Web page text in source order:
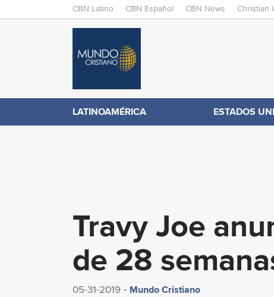
M
N
E
CBN Latino CBN Español CBN News Christian
C
B
N
.
m
LATINOAMÉRICA ESTADOS
Travy Joe
de 28
05-31-2019 Mundo Cristiano